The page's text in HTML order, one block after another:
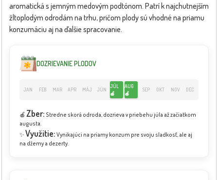
aromatická s jemným medovým podtónom. Patrí k najchutnejším
žltoplodým odrodám na trhu, pričom plody sú vhodné na priamu
konzumáciu aj na ďalšie spracovanie.
DOZRIEVANIE PLODOV
JAN FEB MAR APR MÁJ JÚN
JÚL
🍎
AUG
🍎
SEP OKT NOV DEC
🍎 Zber: Stredne skorá odroda, dozrieva v priebehu júla až začiatkom
augusta.
✨ Využitie: Vynikajúci na priamy konzum pre svoju sladkosť, ale aj
na džemy a dezerty.